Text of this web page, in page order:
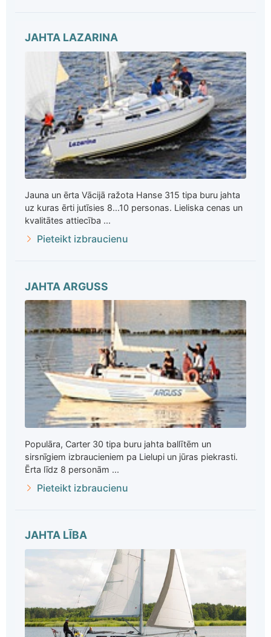
JAHTA LAZARINA
Jauna un ērta Vācijā ražota Hanse 315 tipa buru jahta
uz kuras ērti jutīsies 8...10 personas. Lieliska cenas un
kvalitātes attiecība ...
Pieteikt izbraucienu
JAHTA ARGUSS
Populāra, Carter 30 tipa buru jahta ballītēm un
sirsnīgiem izbraucieniem pa Lielupi un jūras piekrasti.
Ērta līdz 8 personām ...
Pieteikt izbraucienu
JAHTA LĪBA